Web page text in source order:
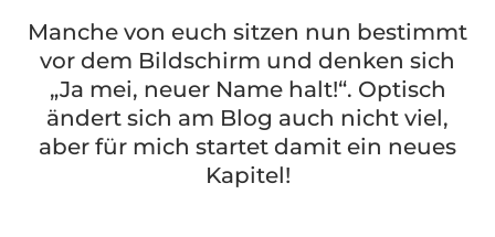
Manche von euch sitzen nun bestimmt
vor dem Bildschirm und denken sich
„Ja mei, neuer Name halt!“. Optisch
ändert sich am Blog auch nicht viel,
aber für mich startet damit ein neues
Kapitel!